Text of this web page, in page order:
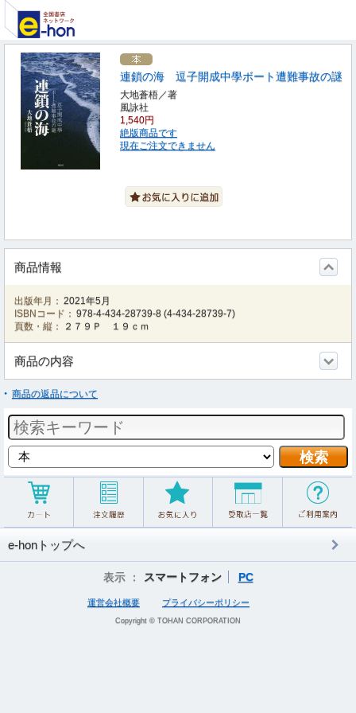
連鎖の海 逗子開成中學ボート遭難事故の謎
大地蒼梧／著
風詠社
1,540円
絶版商品です
現在ご注文できません
商品情報
出版年月： 2021年5月
ISBNコード： 978-4-434-28739-8 (4-434-28739-7)
頁数・縦：
２７９Ｐ １９ｃｍ
商品の内容
商品の返品について
e-honトップへ
表示 ： スマートフォン PC
運営会社概要 プライバシーポリシー
Copyright © TOHAN CORPORATION